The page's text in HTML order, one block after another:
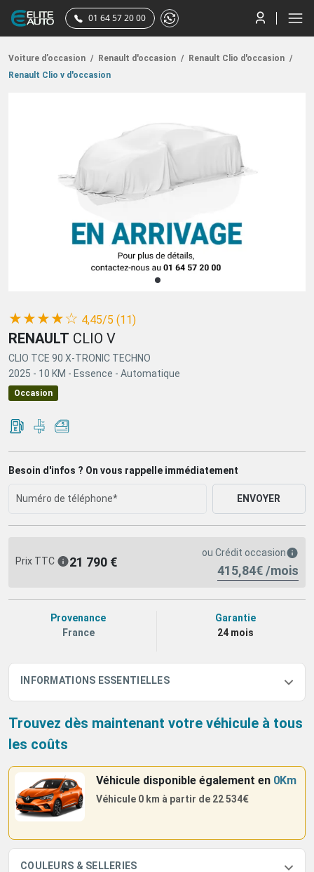
01 64 57 20 00
Voiture d’occasion / Renault d'occasion / Renault Clio d'occasion /
Renault Clio v d'occasion
(*)
★
(*)★
(*) ★
(*) ★
( ) ☆ 4,45/5 (11)
RENAULT CLIO V
CLIO TCE 90 X-TRONIC TECHNO
2025 - 10 KM - Essence - Automatique
Occasion
Besoin d'infos ? On vous rappelle immédiatement
ENVOYER
Prix TTC 21 790 €
ou Crédit occasion
415,84€ /mois
Provenance
France
Garantie
24 mois
INFORMATIONS ESSENTIELLES
Trouvez dès maintenant votre véhicule à tous
les coûts
Véhicule disponible également en 0Km
Véhicule 0 km à partir de 22 534€
COULEURS & SELLERIES